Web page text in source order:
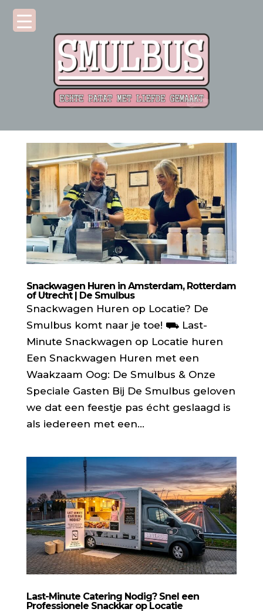
Snackwagen Huren in Amsterdam, Rotterdam
of Utrecht | De Smulbus
Snackwagen Huren op Locatie? De
Smulbus komt naar je toe! ⛟ Last-
Minute Snackwagen op Locatie huren
Een Snackwagen Huren met een
Waakzaam Oog: De Smulbus & Onze
Speciale Gasten Bij De Smulbus geloven
we dat een feestje pas écht geslaagd is
als iedereen met een...
Last-Minute Catering Nodig? Snel een
Professionele Snackkar op Locatie